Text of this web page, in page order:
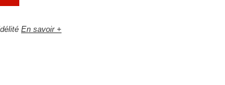
En savoir +